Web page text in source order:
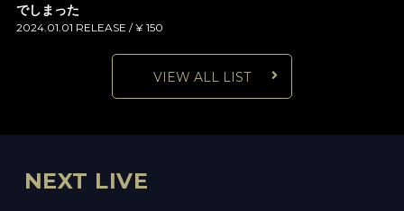
でしまった
2024.01.01 RELEASE / ¥ 150
VIEW ALL LIST
NEXT LIVE